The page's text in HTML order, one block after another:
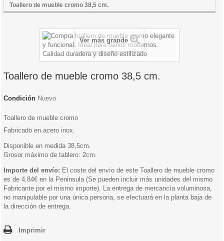
Toallero de mueble cromo 38,5 cm.
Ver más grande
Toallero de mueble cromo 38,5 cm.
Condición Nuevo
Toallero de mueble cromo
Fabricado en acero inox.
Disponible en medida 38,5cm.
Grosor máximo de tablero: 2cm.
Importe del envío: El coste del envío de este Toallero de mueble cromo
es de 4,84€ en la Peninsula (Se pueden incluir más unidades del mismo
Fabricante por el mismo importe). La entrega de mercancía voluminosa,
no manipulable por una única persona, se efectuará en la planta baja de
la dirección de entrega.
Imprimir